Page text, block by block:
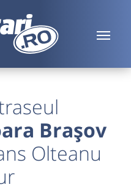
Brașov
Olteanu